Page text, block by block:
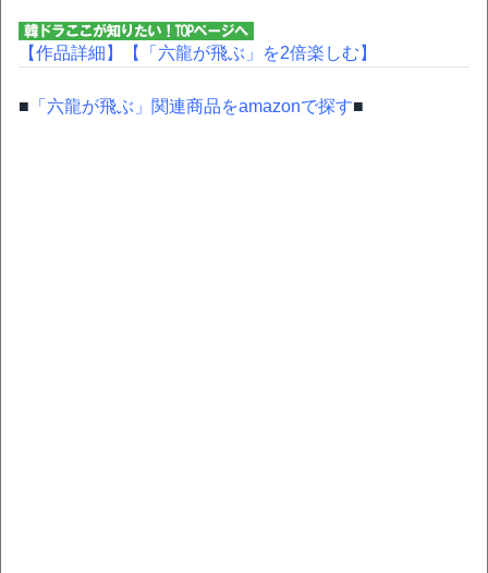
【作品詳細】 【「六龍が飛ぶ」を2倍楽しむ】
■ 「六龍が飛ぶ」関連商品をamazonで探す■